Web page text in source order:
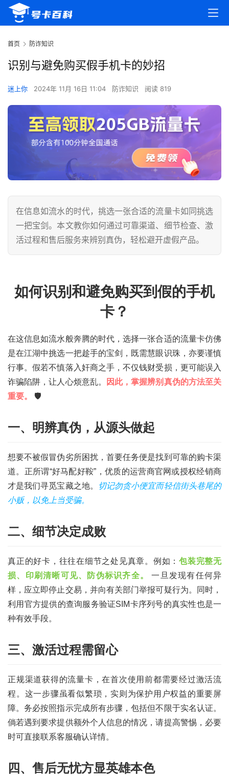
首
页
号
卡
百
科
诈
知
首页 防诈知识
识别与避免购买假手机卡的妙招
迷上你 2024年 11月 16日 11:04 防诈知识 阅读 819
在信息如流水的时代，挑选一张合适的流量卡如同挑选
一把宝剑。本文教你如何通过可靠渠道、细节检查、激
活过程和售后服务来辨别真伪，轻松避开虚假产品。
如何识别和避免购买到假的手机
卡？
在这信息如流水般奔腾的时代，选择一张合适的流量卡仿佛
是在江湖中挑选一把趁手的宝剑，既需慧眼识珠，亦要谨慎
行事。假若不慎落入奸商之手，不仅钱财受损，更可能误入
诈骗陷阱，让人心烦意乱。
因此，掌握辨别真伪的方法至关
重要。
🛡️
一、明辨真伪，从源头做起
想要不被假冒伪劣所困扰，首要任务便是找到可靠的购卡渠
道。正所谓“好马配好鞍”，优质的运营商官网或授权经销商
才是我们寻觅宝藏之地。
切记勿贪小便宜而轻信街头巷尾的
小贩，以免上当受骗。
二、细节决定成败
真正的好卡，往往在细节之处见真章。例如： 包装完整无
损、印刷清晰可见、防伪标识齐全。
一旦发现有任何异
样，应立即停止交易，并向有关部门举报可疑行为。同时，
利用官方提供的查询服务验证SIM卡序列号的真实性也是一
种有效手段。
三、激活过程需留心
正规渠道获得的流量卡，在首次使用前都需要经过激活流
程。这一步骤虽看似繁琐，实则为保护用户权益的重要屏
障。务必按照指示完成所有步骤，包括但不限于实名认证。
倘若遇到要求提供额外个人信息的情况，请提高警惕，必要
时可直接联系客服确认详情。
四、售后无忧方显英雄本色